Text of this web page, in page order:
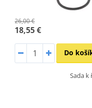
26,00 €
18,55 €
Do
Sada k